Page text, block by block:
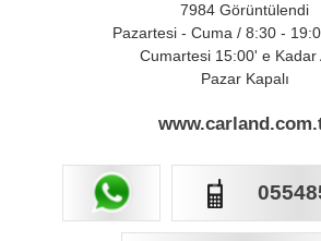
7984 Görüntülendi
Pazartesi - Cuma / 8:30 -
Cumartesi 15:00' e Kadar
Pazar Kapalı
GSM